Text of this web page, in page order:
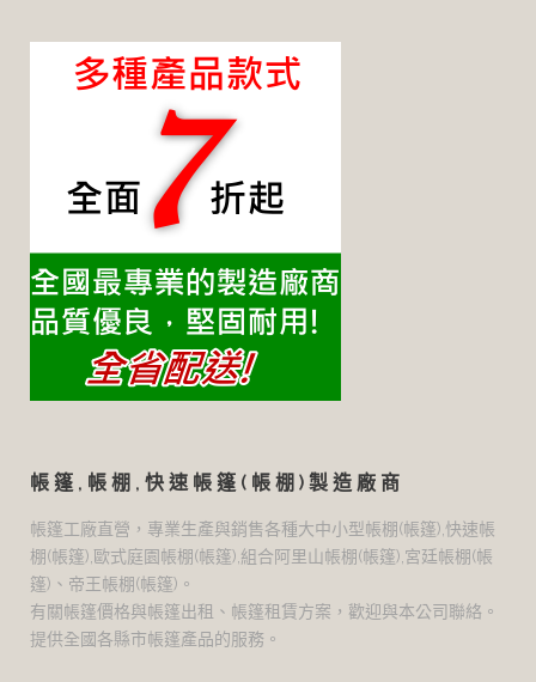
帳篷,帳棚,快速帳篷(帳棚)製造廠商
帳篷工廠直營，專業生產與銷售各種大中小型帳棚(帳篷),快速帳
棚(帳篷),歐式庭園帳棚(帳篷),組合阿里山帳棚(帳篷),宮廷帳棚(帳
篷)、帝王帳棚(帳篷)。
有關帳篷價格與帳篷出租、帳篷租賃方案，歡迎與本公司聯絡。
提供全國各縣市帳篷產品的服務。